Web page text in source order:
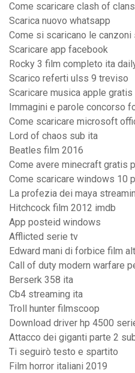
Come scaricare clash of
Scarica nuovo whatsapp
Come si scaricano le canzoni
Scaricare app facebook
Rocky 3 film completo ita
Scarico referti ulss 9 treviso
Scaricare musica apple gratis
Immagini e parole concorso
Come scaricare microsoft
Lord of chaos sub ita
Beatles film 2016
Come avere minecraft gratis
Come scaricare windows 10
La profezia dei maya
Hitchcock film 2012 imdb
App posteid windows
Afflicted serie tv
Edward mani di forbice film
Call of duty modern warfare
Berserk 358 ita
Cb4 streaming ita
Troll hunter filmscoop
Download driver hp 4500
Attacco dei giganti parte 2
Ti seguirò testo e spartito
Film horror italiani 2019